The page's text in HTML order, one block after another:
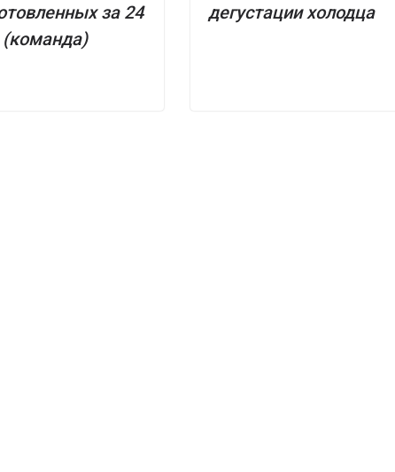
за 24
(команда)
дегустации холодца